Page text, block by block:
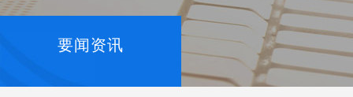
要闻资讯